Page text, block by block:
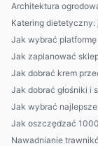
Architektura
Katering dietetyczny:
Jak wybrać platformę
Jak zaplanować
Jak dobrać krem
Jak dobrać głośniki i
Jak wybrać najlepsze
Jak oszczędzać
Nawadnianie